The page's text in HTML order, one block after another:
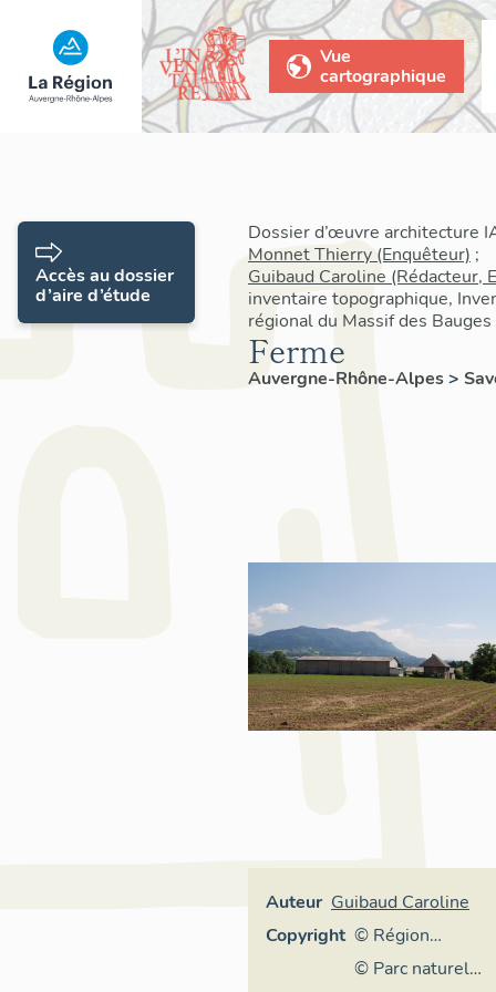
Vue
cartographique
Dossier d’œuvre architecture
Monnet Thierry (Enquêteur) ;
Guibaud Caroline (Rédacteur,
inventaire topographique,
régional du Massif des Bauges
Ferme
Auvergne-Rhône-Alpes>
Auteur Guibaud Caroline
Copyright © Région
Auvergne-
© Parc naturel
Accès au dossier
d’aire d’étude